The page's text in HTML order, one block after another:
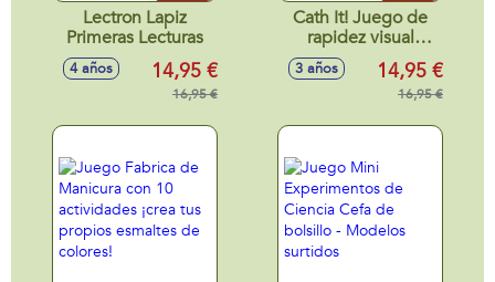
Lectron Lapiz
Primeras Lecturas
4 años 14,95 €
16,95 €
Cath It! Juego de
rapidez visual
Goula contiene 30
piezas
3 años 14,95 €
16,95 €